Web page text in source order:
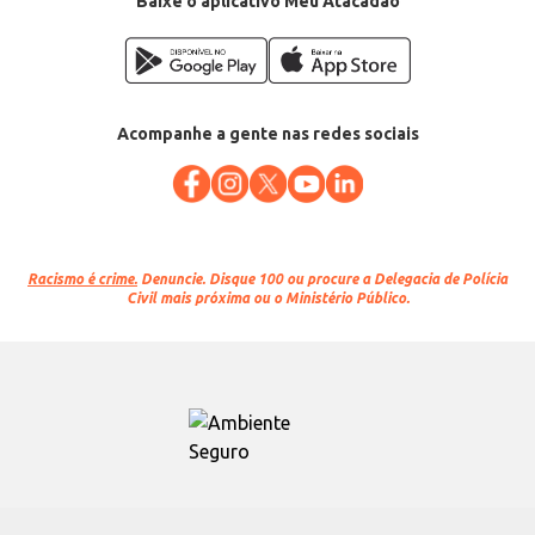
Acompanhe a gente nas redes sociais
Racismo é crime. Denuncie. Disque 100 ou procure a Delegacia de Polícia
Civil mais próxima ou o Ministério Público.